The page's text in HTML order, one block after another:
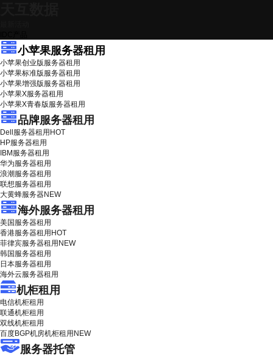
小苹果服务器租用
小苹果创业版服务器租用
小苹果标准版服务器租用
小苹果增强版服务器租用
小苹果X服务器租用
小苹果X青春版服务器租用
品牌服务器租用
Dell服务器租用 HOT
HP服务器租用
IBM服务器租用
华为服务器租用
浪潮服务器租用
联想服务器租用
大黄蜂服务器NEW
海外服务器租用
美国服务器租用
香港服务器租用 HOT
菲律宾服务器租用 NEW
韩国服务器租用
日本服务器租用
海外云服务器租用
机柜租用
电信机柜租用
联通机柜租用
双线机柜租用
百度BGP机房机柜租用 NEW
服务器托管